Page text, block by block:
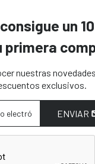
un
primera
nuestras
exclusivos.
ENVIAR